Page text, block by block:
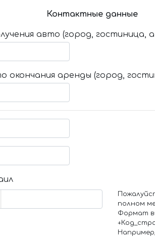
Контактные данные
авто (город, гостиница,
окончания аренды (город,
полном
Формат
Например,